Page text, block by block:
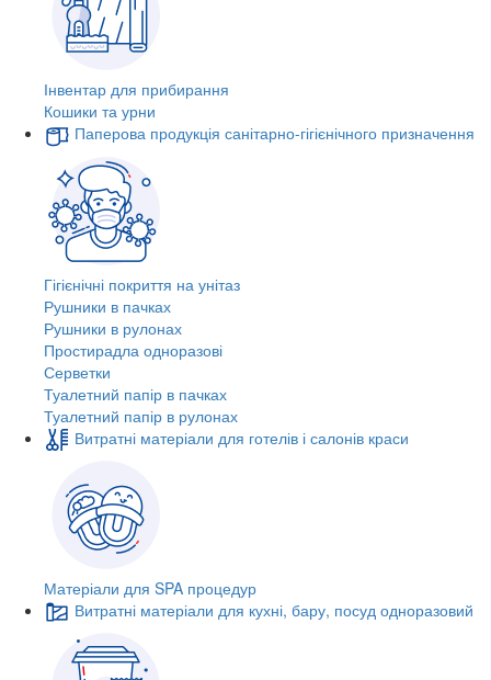
Інвентар для прибирання
Кошики та урни
Паперова продукція санітарно-гігієнічного призначення
Гігієнічні покриття на унітаз
Рушники в пачках
Рушники в рулонах
Простирадла одноразові
Серветки
Туалетний папір в пачках
Туалетний папір в рулонах
Витратні матеріали для готелів і салонів краси
Матеріали для SPA процедур
Витратні матеріали для кухні, бару, посуд одноразовий